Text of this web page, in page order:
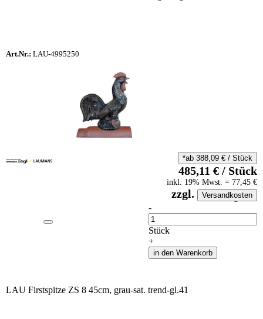
Art.Nr.: LAU-4995250
auf Anfrageliste
-
Anzahl
Stück
+
in den Warenkorb
*ab 388,09 €/ Stück
485,11 €/ Stück
inkl. 19% Mwst. = 77,45 €
zzgl. Versandkosten
LAU Firstspitze ZS 8 45cm, grau-sat. trend-gl.41